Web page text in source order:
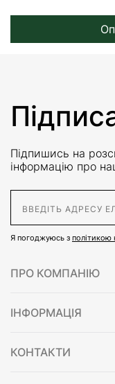
Підпишись на
інформацію про
Я погоджуюсь з політикою
ПРО КОМПАНІЮ
ІНФОРМАЦІЯ
КОНТАКТИ